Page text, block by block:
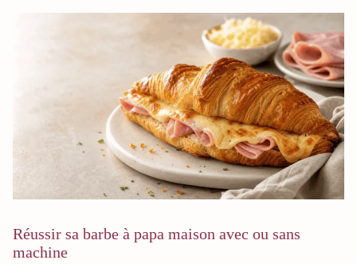
Réussir sa barbe à papa maison avec ou sans
machine